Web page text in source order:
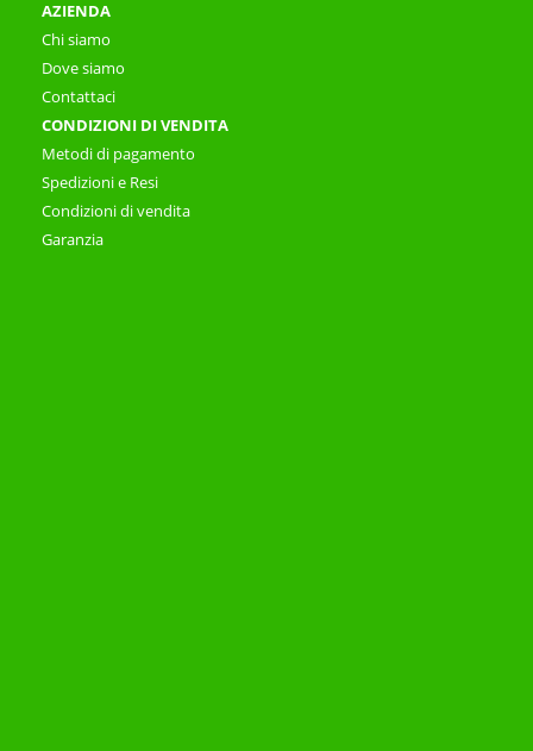
AZIENDA
Chi siamo
Dove siamo
Contattaci
CONDIZIONI DI VENDITA
Metodi di pagamento
Spedizioni e Resi
Condizioni di vendita
Garanzia